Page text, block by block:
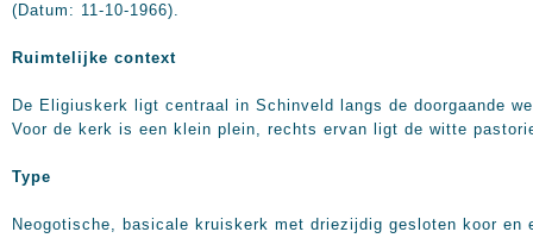
(Datum: 11-10-1966).
Ruimtelijke context
De Eligiuskerk ligt centraal in Schinveld langs de doorgaande
Voor de kerk is een klein plein, rechts ervan ligt de witte
Type
Neogotische, basicale kruiskerk met driezijdig gesloten koor en